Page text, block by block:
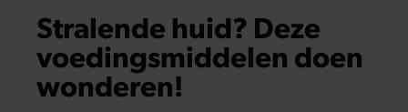
Stralende huid? Deze
voedingsmiddelen doen
wonderen!